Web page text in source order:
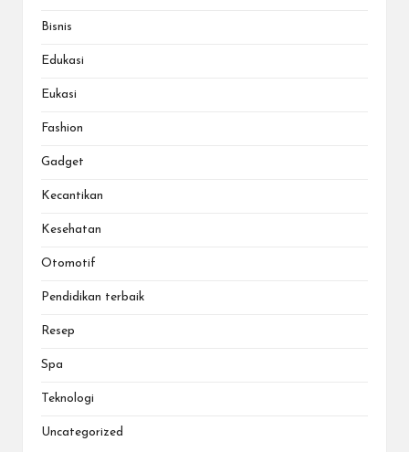
Bisnis
Edukasi
Eukasi
Fashion
Gadget
Kecantikan
Kesehatan
Otomotif
Pendidikan terbaik
Resep
Spa
Teknologi
Uncategorized